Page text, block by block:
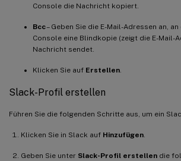
Console die Nachricht kopiert.
Bcc– Geben Sie die E-Mail-Adressen an,
Console eine Blindkopie (zeigt die E-Mail-
Nachricht sendet.
Klicken Sie auf Erstellen.
Slack-Profil erstellen
Führen Sie die folgenden Schritte aus, um ein
Klicken Sie in Slack auf Hinzufügen.
Geben Sie unter Slack-Profil erstellen die